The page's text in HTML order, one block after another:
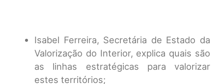
Isabel Ferreira, Secretária de Estado da
Valorização do Interior, explica quais são
as linhas estratégicas para valorizar
estes territórios;